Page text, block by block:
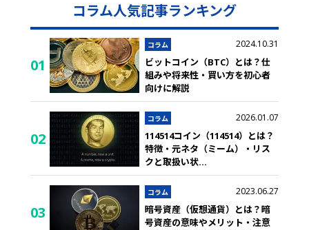
コラム人気記事ランキング
01
コラム 2024.10.31
ビットコイン（BTC）とは？仕
組みや将来性・買い方を初心者
向けに解説
02
コラム 2026.01.07
114514コイン（114514）とは？
特徴・元ネタ（ミーム）・リス
クと取扱い状...
03
コラム 2023.06.27
暗号資産（仮想通貨）とは？暗
号資産の意味やメリット・注意